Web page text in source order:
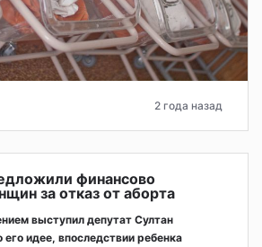
2 года назад
финансово
за отказ от аборта
выступил депутат Султан
идее, впоследствии ребенка